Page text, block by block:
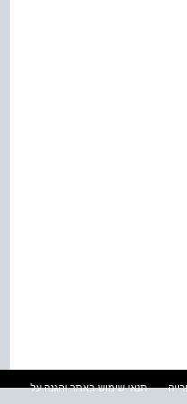
תנאי שימוש באתר והגנה על